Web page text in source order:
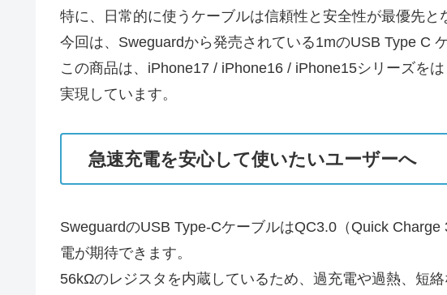
特に、日常的に使うケーブルは信頼性と安全性が最優先と
今回は、Sweguardから発売されている1mのUSB Type C
この商品は、iPhone17 / iPhone16 / iPhone15シリーズを
実現しています。
急速充電を安心して使いたいユーザーへ
SweguardのUSB Type-CケーブルはQC3.0（Quick
電が期待できます。
56kΩのレジスタを内蔵しているため、過充電や過熱、短絡